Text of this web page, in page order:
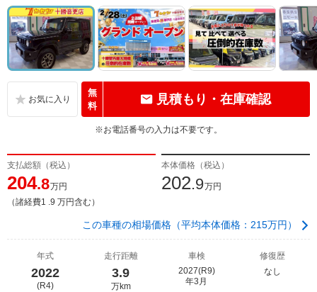
無
料
見積もり・在庫確認
※お電話番号の入力は不要です。
支払総額（税込）
204.8万円
（諸経費1 .9 万円含む）
本体価格（税込）
202.9万円
この車種の相場価格（平均本体価格：215万円）
年式
2022
(R4)
走行距離
3.9
万km
車検
2027(R9)
年3月
修復歴
なし